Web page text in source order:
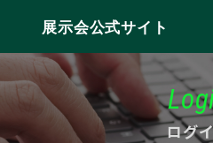
展示会公式サイト
ログ